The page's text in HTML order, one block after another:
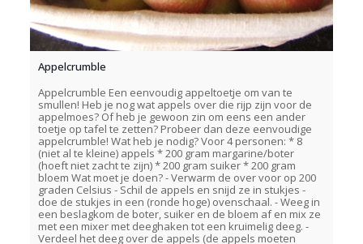
Appelcrumble
Appelcrumble Een eenvoudig appeltoetje om van te
smullen! Heb je nog wat appels over die rijp zijn voor de
appelmoes? Of heb je gewoon zin om eens een ander
toetje op tafel te zetten? Probeer dan deze eenvoudige
appelcrumble! Wat heb je nodig? Voor 4 personen: * 8
(niet al te kleine) appels * 200 gram margarine/boter
(hoeft niet zacht te zijn) * 200 gram suiker * 200 gram
bloem Wat moet je doen? - Verwarm de over voor op 200
graden Celsius - Schil de appels en snijd ze in stukjes -
doe de stukjes in een (ronde hoge) ovenschaal. - Weeg in
een beslagkom de boter, suiker en de bloem af en mix ze
met een mixer met deeghaken tot een kruimelig deeg. -
Verdeel het deeg over de appels (de appels moeten